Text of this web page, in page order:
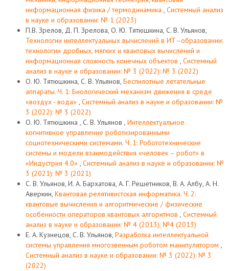
информационная физика / термодинамика , Системный анализ
в науке и образовании: № 1 (2023)
П.В. Зрелов, Д. П. Зрелова, О. Ю. Тятюшкина, С. В. Ульянов,
Технологии интеллектуальных вычислений в ИТ–образовании:
технологии дробных, мягких и квантовых вычислений и
информационная сложность конечных объектов , Системный
анализ в науке и образовании: № 3 (2022): № 3 (2022)
О. Ю. Тятюшкина, С. В. Ульянов, Беспилотные летательные
аппараты. Ч. 1: Биологический механизм движения в среде
«воздух - вода» , Системный анализ в науке и образовании: №
3 (2022): № 3 (2022)
О. Ю. Тятюшкина , С. В. Ульянов , Интеллектуальное
когнитивное управление роботизированными
социотехническими системами. Ч. 1: Робототехнические
системы и модели взаимодействия «человек – робот» в
«Индустрия 4.0» , Системный анализ в науке и образовании: №
3 (2021): № 3 (2021)
С. В. Ульянов, И. А. Бархатова, А. Г. Решетников, В. А. Албу, А. Н.
Аверкин, Квантовая релятивистская информатика. Ч. 2:
квантовые вычисления и алгоритмические / физические
особенности операторов квантовых алгоритмов , Системный
анализ в науке и образовании: № 4 (2013): №4 (2013)
Е. А. Кузнецов, С. В. Ульянов, Разработка интеллектуальной
системы управления многозвенным роботом манипулятором ,
Системный анализ в науке и образовании: № 3 (2022): № 3
(2022)